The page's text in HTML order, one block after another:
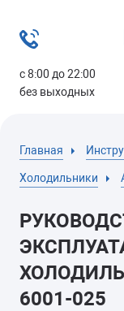
с 8:00 до 22:00
без выходных
Главная
Холодильники
6001-025